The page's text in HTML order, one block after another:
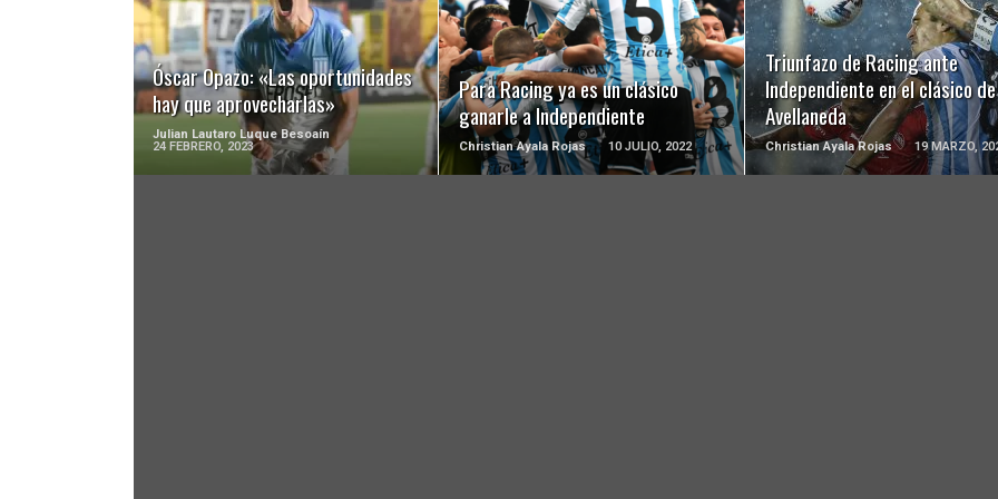
Óscar Opazo: «Las oportunidades
hay que aprovecharlas»
Julian Lautaro Luque Besoaín
24 FEBRERO, 2023
LEER MÁS
Para Racing ya es un clásico
ganarle a Independiente
Christian Ayala Rojas 10 JULIO, 2022
LEER MÁS
Triunfazo de Racing ante
Independiente en el clásico de
Avellaneda
Christian Ayala Rojas 19 MARZO,
LEER MÁS